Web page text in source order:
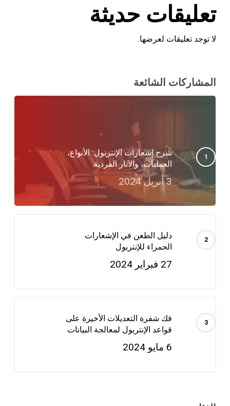
تعليقات حديثة
لا توجد تعليقات لعرضها.
المشاركات الشائعة
شرح إشعارات الإنتربول: الأنواع،
العمليات، والآثار الفردية
3 أبريل 2024
دليل الطعن في الإشعارات
الحمراء للإنتربول
27 فبراير 2024
فك شفرة التعديلات الأخيرة على
قواعد الإنتربول لمعالجة البيانات
6 مايو 2024